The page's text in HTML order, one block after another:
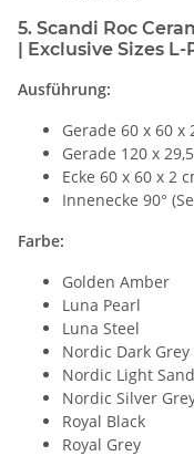
5. Scandi Roc
| Exclusive Sizes
Ausführung:
Gerade 60 x 60 x
Gerade 120 x
Ecke 60 x 60 x 2
Innenecke 90°
Farbe:
Golden Amber
Luna Pearl
Luna Steel
Nordic Dark Grey
Nordic Light Sand
Nordic Silver
Royal Black
Royal Grey